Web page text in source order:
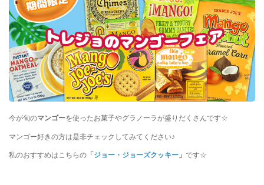
今が旬のマンゴーを使ったお菓子やグラノーラが盛りだくさんです☆
マンゴー好きの方は是非チェックしてみてください♪
私のおすすめはこちらの 「ジョー・ジョーズクッキー 」 です☆